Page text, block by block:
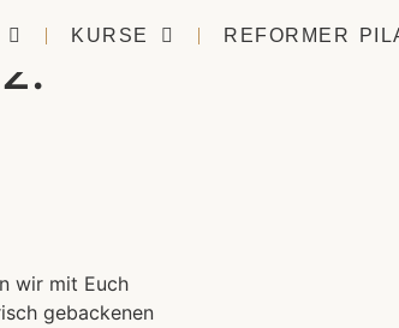
KURSE REFORMER
wir mit Euch
gebackenen